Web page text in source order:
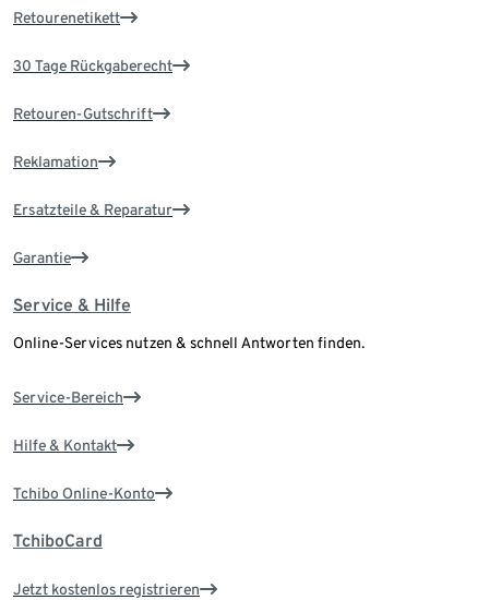
Retourenetikett
30 Tage Rückgaberecht
Retouren-Gutschrift
Reklamation
Ersatzteile & Reparatur
Garantie
Service & Hilfe
Online-Services nutzen & schnell Antworten finden.
Service-Bereich
Hilfe & Kontakt
Tchibo Online-Konto
TchiboCard
Jetzt kostenlos registrieren